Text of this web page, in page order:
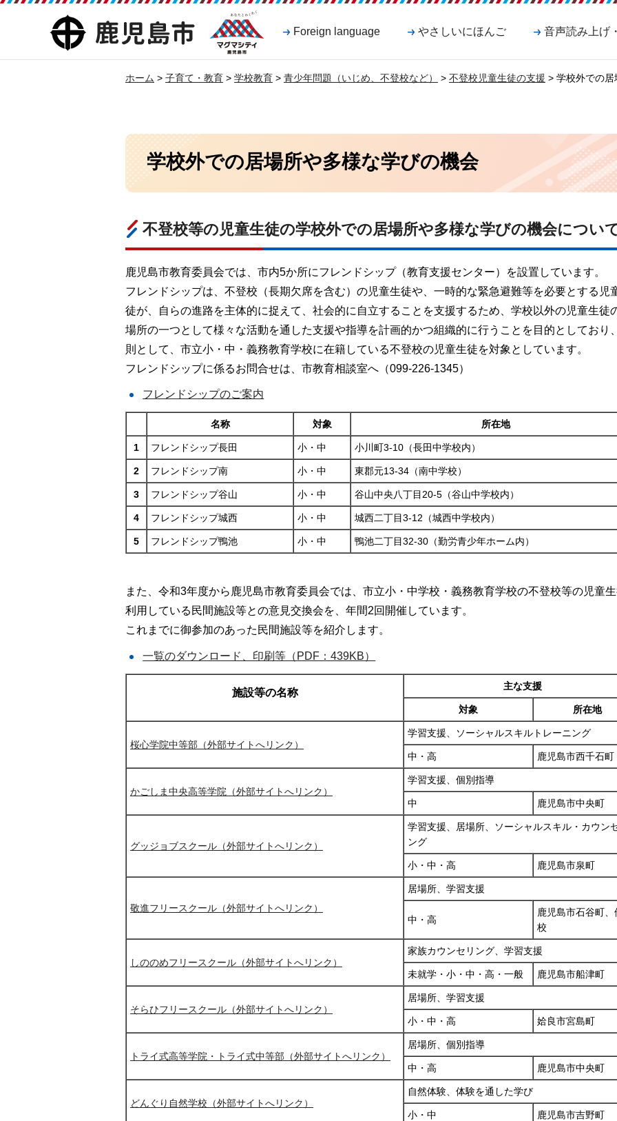
鹿児島市
マグマシティ
鹿児島市
Foreign language やさしいにほんご 音声読み上げ
ホーム > 子育て・教育 > 学校教育 > 青少年問題（いじめ、不登校など） > 不登校児童生徒の支援 > 学校外での
学校外での居場所や多様な学びの機会
不登校等の児童生徒の学校外での居場所や多様な学びの機会につい
鹿児島市教育委員会では、市内5か所にフレンドシップ（教育支援センター）を設置しています。
フレンドシップは、不登校（長期欠席を含む）の児童生徒や、一時的な緊急避難等を必要とする児
徒が、自らの進路を主体的に捉えて、社会的に自立することを支援するため、学校以外の児童生徒
場所の一つとして様々な活動を通した支援や指導を計画的かつ組織的に行うことを目的としており
則として、市立小・中・義務教育学校に在籍している不登校の児童生徒を対象としています。
フレンドシップに係るお問合せは、市教育相談室へ（099-226-1345）
フレンドシップのご案内
名称 対象 所在地
1 フレンドシップ長田 小・中 小川町3-10（長田中学校内）
2 フレンドシップ南 小・中 東郡元13-34（南中学校）
3 フレンドシップ谷山 小・中 谷山中央八丁目20-5（谷山中学校内）
4 フレンドシップ城西 小・中 城西二丁目3-12（城西中学校内）
5 フレンドシップ鴨池 小・中 鴨池二丁目32-30（勤労青少年ホーム内）
また、令和3年度から鹿児島市教育委員会では、市立小・中学校・義務教育学校の不登校等の児童
利用している民間施設等との意見交換会を、年間2回開催しています。
これまでに御参加のあった民間施設等を紹介します。
一覧のダウンロード、印刷等（PDF：439KB）
施設等の名称
主な支援
対象 所在地
桜心学院中等部（外部サイトへリンク）
学習支援、ソーシャルスキルトレーニング
中・高 鹿児島市西千石町
かごしま中央高等学院（外部サイトへリンク）
学習支援、個別指導
中 鹿児島市中央町
グッジョブスクール（外部サイトへリンク）
学習支援、居場所、ソーシャルスキル・カウン
ング
小・中・高 鹿児島市泉町
敬進フリースクール（外部サイトへリンク）
居場所、学習支援
中・高
鹿児島市石谷町、
校
しののめフリースクール（外部サイトへリンク）
家族カウンセリング、学習支援
未就学・小・中・高・一般 鹿児島市船津町
そらひフリースクール（外部サイトへリンク）
居場所、学習支援
小・中・高 姶良市宮島町
トライ式高等学院・トライ式中等部（外部サイトへリンク）
居場所、個別指導
中・高 鹿児島市中央町
どんぐり自然学校（外部サイトへリンク）
自然体験、体験を通した学び
小・中 鹿児島市吉野町